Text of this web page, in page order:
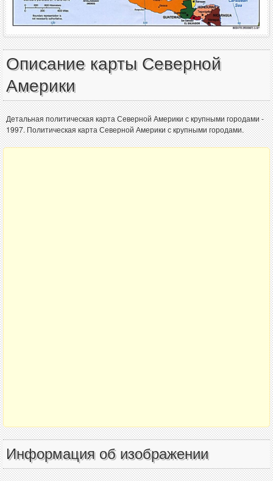
Описание карты Северной
Америки
Детальная политическая карта Северной Америки с крупными городами -
1997. Политическая карта Северной Америки с крупными городами.
Информация об изображении